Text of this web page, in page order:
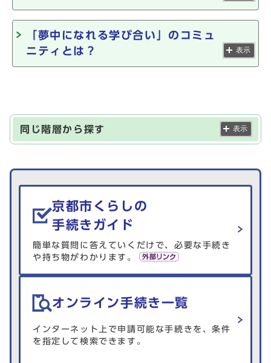
「夢中になれる学び合い」のコミュ
ニティとは？
表示
同じ階層から探す 表示
生活情報を探す
京都市くらしの
手続きガイド
簡単な質問に答えていくだけで、必要な手続き
や持ち物がわかります。
オンライン手続き一覧
インターネット上で申請可能な手続きを、条件
を指定して検索できます。